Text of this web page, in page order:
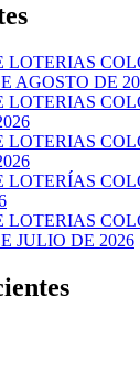
LOTERIAS
AGOSTO DE
LOTERIAS
LOTERIAS
LOTERÍAS
LOTERIAS
JULIO DE 2026